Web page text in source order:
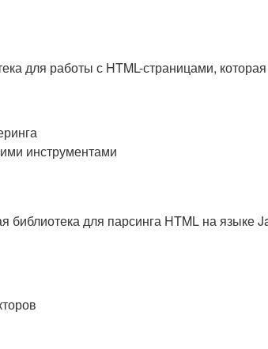
для работы с HTML-страницами,
инструментами
библиотека для парсинга HTML на языке